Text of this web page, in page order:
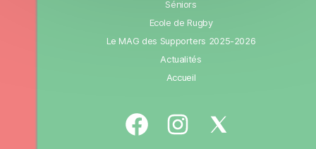
Séniors
Ecole de Rugby
Le MAG des Supporters 2025-2026
Actualités
Accueil
FacebookInstagramTwitter